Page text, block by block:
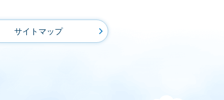
サイトマップ